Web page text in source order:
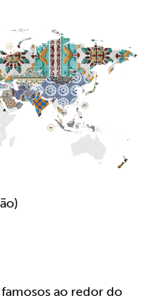
ao redor do